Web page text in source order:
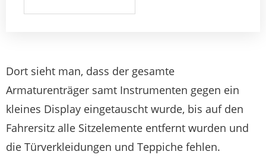
Dort sieht man, dass der gesamte
Armaturenträger samt Instrumenten gegen ein
kleines Display eingetauscht wurde, bis auf den
Fahrersitz alle Sitzelemente entfernt wurden und
die Türverkleidungen und Teppiche fehlen.